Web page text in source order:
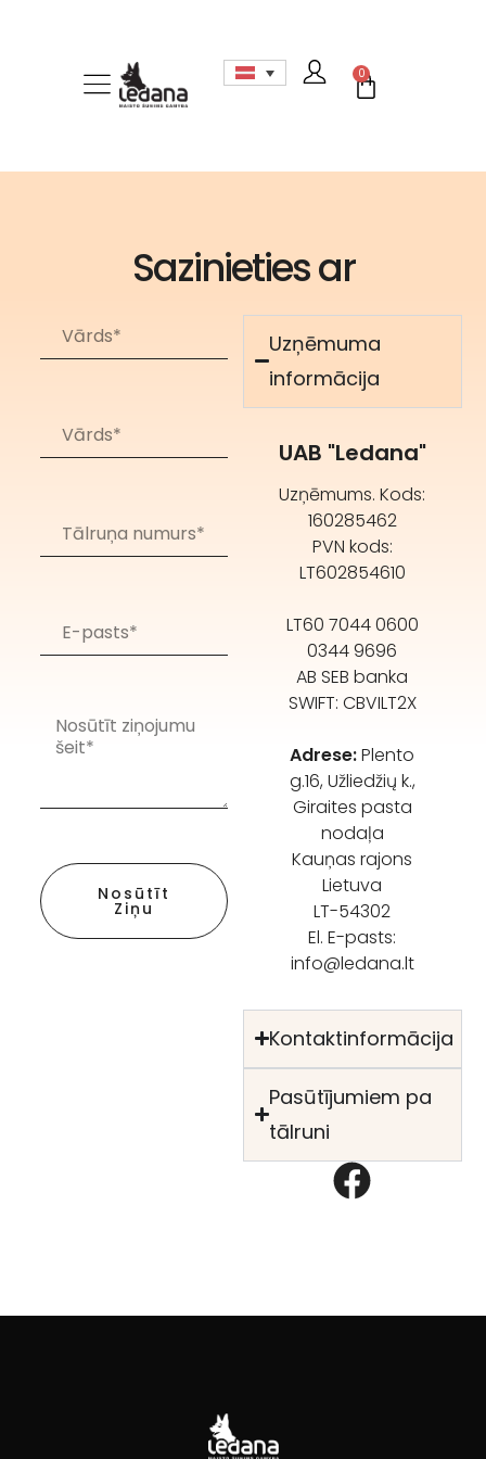
0
Sazinieties ar
Uzņēmuma
informācija
UAB "Ledana"
Uzņēmums. Kods:
160285462
PVN kods:
LT602854610
LT60 7044 0600
0344 9696
AB SEB banka
SWIFT: CBVILT2X
Adrese:Plento
g.16, Užliedžių k.,
Giraites pasta
nodaļa
Kauņas rajons
Lietuva
LT-54302
El. E-pasts:
info@ledana.lt
Kontaktinformācija
Pasūtījumiem pa
tālruni
Nosūtīt
Ziņu